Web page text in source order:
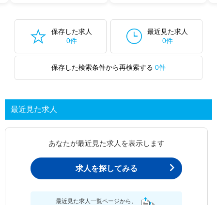
保存した求人
0件
最近見た求人
0件
保存した検索条件から再検索する 0件
最近見た求人
あなたが最近見た求人を表示します
求人を探してみる
最近見た求人一覧ページから、